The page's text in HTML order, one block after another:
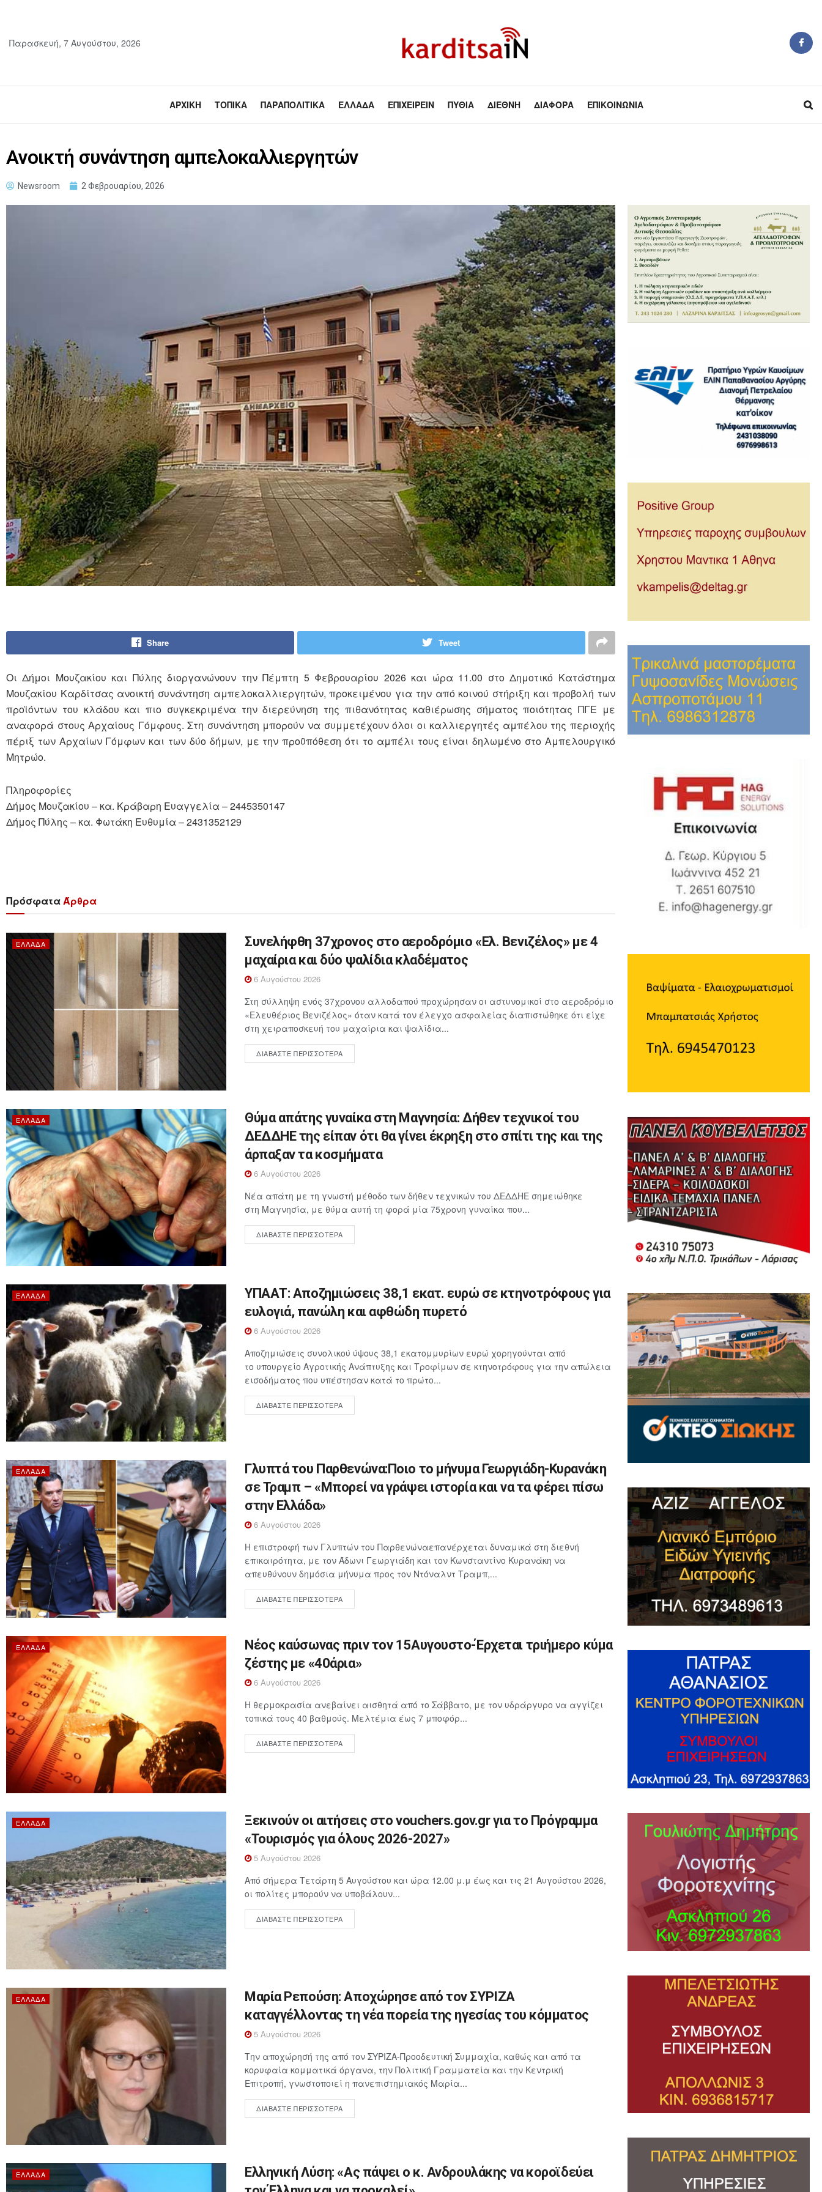
Παρασκευή, 7 Αυγούστου, 2026
ΑΡΧΙΚΉ ΤΟΠΙΚΆ ΠΑΡΑΠΟΛΙΤΙΚΆ ΕΛΛΆΔΑ ΕΠΙΧΕΙΡΕΊΝ ΠΥΘΊΑ ΔΙΕΘΝΉ ΔΙΆΦΟΡΑ ΕΠΙΚΟΙΝΩΝΊΑ
Aνοικτή συνάντηση αμπελοκαλλιεργητών
Newsroom 2 Φεβρουαρίου, 2026
Share Tweet
Οι Δήμοι Μουζακίου και Πύλης διοργανώνουν την Πέμπτη 5 Φεβρουαρίου 2026 και ώρα 11.00 στο Δημοτικό Κατάστημα
Μουζακίου Καρδίτσας ανοικτή συνάντηση αμπελοκαλλιεργητών, προκειμένου για την από κοινού στήριξη και προβολή των
προϊόντων του κλάδου και πιο συγκεκριμένα την διερεύνηση της πιθανότητας καθιέρωσης σήματος ποιότητας ΠΓΕ με
αναφορά στους Αρχαίους Γόμφους. Στη συνάντηση μπορούν να συμμετέχουν όλοι οι καλλιεργητές αμπέλου της περιοχής
πέριξ των Αρχαίων Γόμφων και των δύο δήμων, με την προϋπόθεση ότι το αμπέλι τους είναι δηλωμένο στο Αμπελουργικό
Μητρώο.
Πληροφορίες
Δήμος Μουζακίου – κα. Κράβαρη Ευαγγελία – 2445350147
Δήμος Πύλης – κα. Φωτάκη Ευθυμία – 2431352129
ΠρόσφαταΆρθρα
ΕΛΛΆΔΑ
Συνελήφθη 37χρονος στο αεροδρόμιο «Ελ. Βενιζέλος» με 4
μαχαίρια και δύο ψαλίδια κλαδέματος
6 Αυγούστου 2026
Στη σύλληψη ενός 37χρονου αλλοδαπού προχώρησαν οι αστυνομικοί στο αεροδρόμιο
«Ελευθέριος Βενιζέλος» όταν κατά τον έλεγχο ασφαλείας διαπιστώθηκε ότι είχε
στη χειραποσκευή του μαχαίρια και ψαλίδια...
ΔΙΑΒΆΣΤΕ ΠΕΡΙΣΣΌΤΕΡΑ
ΕΛΛΆΔΑ
Θύμα απάτης γυναίκα στη Μαγνησία: Δήθεν τεχνικοί του
ΔΕΔΔΗΕ της είπαν ότι θα γίνει έκρηξη στο σπίτι της και της
άρπαξαν τα κοσμήματα
6 Αυγούστου 2026
Νέα απάτη με τη γνωστή μέθοδο των δήθεν τεχνικών του ΔΕΔΔΗΕ σημειώθηκε
στη Μαγνησία, με θύμα αυτή τη φορά μία 75χρονη γυναίκα που...
ΔΙΑΒΆΣΤΕ ΠΕΡΙΣΣΌΤΕΡΑ
ΕΛΛΆΔΑ
ΥΠΑΑΤ: Αποζημιώσεις 38,1 εκατ. ευρώ σε κτηνοτρόφους για
ευλογιά, πανώλη και αφθώδη πυρετό
6 Αυγούστου 2026
Αποζημιώσεις συνολικού ύψους 38,1 εκατομμυρίων ευρώ χορηγούνται από
το υπουργείο Αγροτικής Ανάπτυξης και Τροφίμων σε κτηνοτρόφους για την απώλεια
εισοδήματος που υπέστησαν κατά το πρώτο...
ΔΙΑΒΆΣΤΕ ΠΕΡΙΣΣΌΤΕΡΑ
ΕΛΛΆΔΑ
Γλυπτά του Παρθενώνα:Ποιο το μήνυμα Γεωργιάδη-Κυρανάκη
σε Τραμπ – «Μπορεί να γράψει ιστορία και να τα φέρει πίσω
στην Ελλάδα»
6 Αυγούστου 2026
Η επιστροφή των Γλυπτών του Παρθενώναεπανέρχεται δυναμικά στη διεθνή
επικαιρότητα, με τον Άδωνι Γεωργιάδη και τον Κωνσταντίνο Κυρανάκη να
απευθύνουν δημόσια μήνυμα προς τον Ντόναλντ Τραμπ,...
ΔΙΑΒΆΣΤΕ ΠΕΡΙΣΣΌΤΕΡΑ
ΕΛΛΆΔΑ
Νέος καύσωνας πριν τον 15Αυγουστο-Έρχεται τριήμερο κύμα
ζέστης με «40άρια»
6 Αυγούστου 2026
Η θερμοκρασία ανεβαίνει αισθητά από το Σάββατο, με τον υδράργυρο να αγγίζει
τοπικά τους 40 βαθμούς. Μελτέμια έως 7 μποφόρ...
ΔΙΑΒΆΣΤΕ ΠΕΡΙΣΣΌΤΕΡΑ
ΕΛΛΆΔΑ
Ξεκινούν οι αιτήσεις στο vouchers.gov.gr για το Πρόγραμμα
«Τουρισμός για όλους 2026-2027»
5 Αυγούστου 2026
Από σήμερα Τετάρτη 5 Αυγούστου και ώρα 12.00 μ.μ έως και τις 21 Αυγούστου 2026,
οι πολίτες μπορούν να υποβάλουν...
ΔΙΑΒΆΣΤΕ ΠΕΡΙΣΣΌΤΕΡΑ
ΕΛΛΆΔΑ
Μαρία Ρεπούση: Αποχώρησε από τον ΣΥΡΙΖΑ
καταγγέλλοντας τη νέα πορεία της ηγεσίας του κόμματος
5 Αυγούστου 2026
Την αποχώρησή της από τον ΣΥΡΙΖΑ-Προοδευτική Συμμαχία, καθώς και από τα
κορυφαία κομματικά όργανα, την Πολιτική Γραμματεία και την Κεντρική
Επιτροπή, γνωστοποιεί η πανεπιστημιακός Μαρία...
ΔΙΑΒΆΣΤΕ ΠΕΡΙΣΣΌΤΕΡΑ
ΕΛΛΆΔΑ
Ελληνική Λύση: «Ας πάψει ο κ. Ανδρουλάκης να κοροϊδεύει